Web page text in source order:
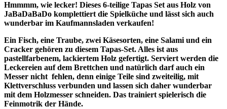
Hmmmm, wie lecker! Dieses 6-teilige Tapas Set aus Holz von
JaBaDaBaDo komplettiert die Spielküche und lässt sich auch
wunderbar im Kaufmannsladen verkaufen!
Ein Fisch, eine Traube, zwei Käsesorten, eine Salami und ein
Cracker gehören zu diesem Tapas-Set. Alles ist aus
pastellfarbenem, lackiertem Holz gefertigt. Serviert werden die
Leckereien auf dem Brettchen und natürlich darf auch ein
Messer nicht fehlen, denn einige Teile sind zweiteilig, mit
Klettverschluss verbunden und lassen sich daher wunderbar
mit dem Holzmesser schneiden. Das trainiert spielerisch die
Feinmotrik der Hände.